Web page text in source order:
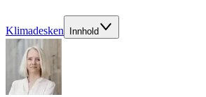
Klimadesken Innhold